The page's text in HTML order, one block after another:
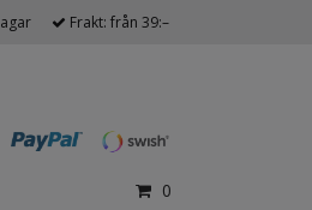
Frakt: från 39:–
0